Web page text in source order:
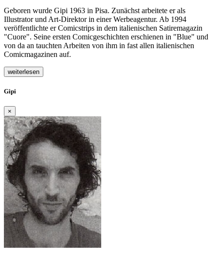
Geboren wurde Gipi 1963 in Pisa. Zunächst arbeitete er als
Illustrator und Art-Direktor in einer Werbeagentur. Ab 1994
veröffentlichte er Comicstrips in dem italienischen Satiremagazin
"Cuore". Seine ersten Comicgeschichten erschienen in "Blue" und
von da an tauchten Arbeiten von ihm in fast allen italienischen
Comicmagazinen auf.
weiterlesen
Gipi
×